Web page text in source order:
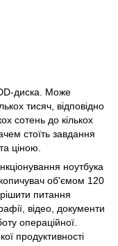
диска. Може
тисяч, відповідно
сотень до кількох
стоїть завдання
ціною.
ноутбука
об'ємом 120
питання
відео, документи
операційної.
продуктивності